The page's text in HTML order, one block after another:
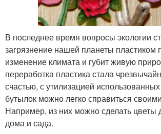
В последнее время вопросы экологии
загрязнение нашей планеты пластиком
изменение климата и губит живую
переработка пластика стала
счастью, с утилизацией
бутылок можно легко справиться
Например, из них можно сделать цветы
дома и сада.